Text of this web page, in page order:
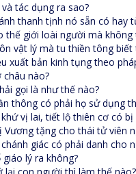
tác dụng ra sao?
thanh tịnh nó sẵn có hay
thế giới loài người mà
vật lý mà tu thiền tông
xuất bản kinh tụng theo
nào?
gọi là như thế nào?
thông có phải họ sử dụng
vị lai, tiết lộ thiên cơ có bị
Vương tặng cho thái tử viên
giác có phải danh cho
lý ra không?